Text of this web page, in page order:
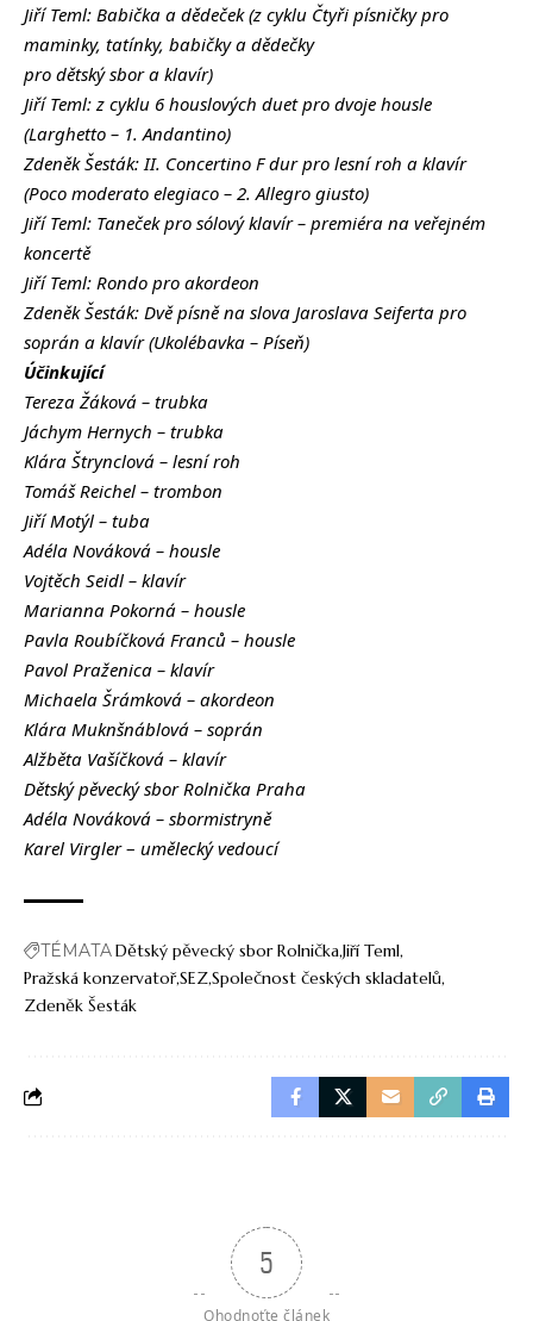
Jiří Teml: Babička a dědeček (z cyklu Čtyři písničky pro
maminky, tatínky, babičky a dědečky
pro dětský sbor a klavír)
Jiří Teml: z cyklu 6 houslových duet pro dvoje housle
(Larghetto – 1. Andantino)
Zdeněk Šesták: II. Concertino F dur pro lesní roh a klavír
(Poco moderato elegiaco – 2. Allegro giusto)
Jiří Teml: Taneček pro sólový klavír – premiéra na veřejném
koncertě
Jiří Teml: Rondo pro akordeon
Zdeněk Šesták: Dvě písně na slova Jaroslava Seiferta pro
soprán a klavír (Ukolébavka – Píseň)
Účinkující
Tereza Žáková – trubka
Jáchym Hernych – trubka
Klára Štrynclová – lesní roh
Tomáš Reichel – trombon
Jiří Motýl – tuba
Adéla Nováková – housle
Vojtěch Seidl – klavír
Marianna Pokorná – housle
Pavla Roubíčková Franců – housle
Pavol Praženica – klavír
Michaela Šrámková – akordeon
Klára Muknšnáblová – soprán
Alžběta Vašíčková – klavír
Dětský pěvecký sbor Rolnička Praha
Adéla Nováková – sbormistryně
Karel Virgler– umělecký vedoucí
TÉMATADětský pěvecký sbor RolničkaJiří Teml
Pražská konzervatořSEZSpolečnost českých skladatelů
Zdeněk Šesták
5
Ohodnoťte článek